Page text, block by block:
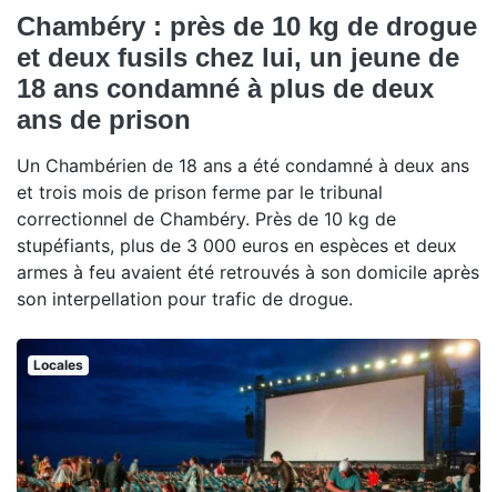
Chambéry : près de 10 kg de drogue
et deux fusils chez lui, un jeune de
18 ans condamné à plus de deux
ans de prison
Un Chambérien de 18 ans a été condamné à deux ans
et trois mois de prison ferme par le tribunal
correctionnel de Chambéry. Près de 10 kg de
stupéfiants, plus de 3 000 euros en espèces et deux
armes à feu avaient été retrouvés à son domicile après
son interpellation pour trafic de drogue.
Locales